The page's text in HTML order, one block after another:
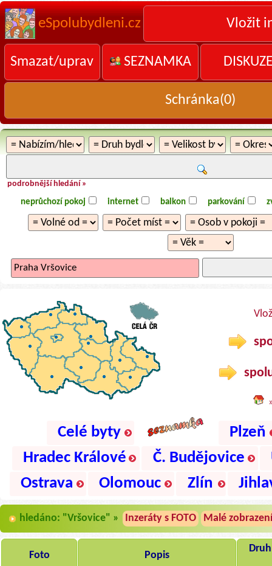
eSpolubydleni.cz Vložit
Smazat/uprav SEZNAMKA
Schránka(0)
podrobnější hledání »
neprůchozí pokoj internet balkon parkování
Celé byty
Plzeň
Hradec Králové
Č. Budějovice
Ostrava
Olomouc Zlín
hledáno: "Vršovice" » Inzeráty s FOTO Malé zobrazení
Foto Popis